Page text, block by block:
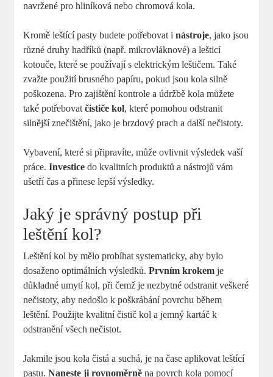
navržené pro hliníková nebo chromová kola.
Kromě leštící pasty budete potřebovat inástroje, jako jsou
různé druhy hadříků (např. mikrovláknové) a lešticí
kotouče, které se používají s elektrickým leštičem. Také
zvažte použití brusného papíru, pokud jsou kola silně
poškozena. Pro zajištění kontrole a údržbě kola můžete
také potřebovatčističe kol, které pomohou odstranit
silnější znečištění, jako je brzdový prach a další nečistoty.
Vybavení, které si připravíte, může ovlivnit výsledek vaší
práce.Investice do kvalitních produktů a nástrojů vám
ušetří čas a přinese lepší výsledky.
Jaký je správný postup při
leštění kol?
Leštění kol by mělo probíhat systematicky, aby bylo
dosaženo optimálních výsledků.Prvním krokem je
důkladné umytí kol, při čemž je nezbytné odstranit veškeré
nečistoty, aby nedošlo k poškrábání povrchu během
leštění. Použijte kvalitní čistič kol a jemný kartáč k
odstranění všech nečistot.
Jakmile jsou kola čistá a suchá, je na čase aplikovat leštící
pastu.Naneste ji rovnoměrně na povrch kola pomocí